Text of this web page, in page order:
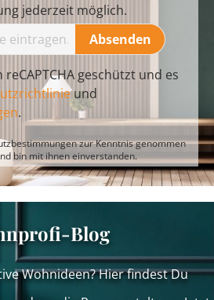
jederzeit möglich.
Absenden
geschützt und es
und
.
zur Kenntnis genommen
bin mit ihnen einverstanden.
Blog
Wohnideen? Hier findest Du